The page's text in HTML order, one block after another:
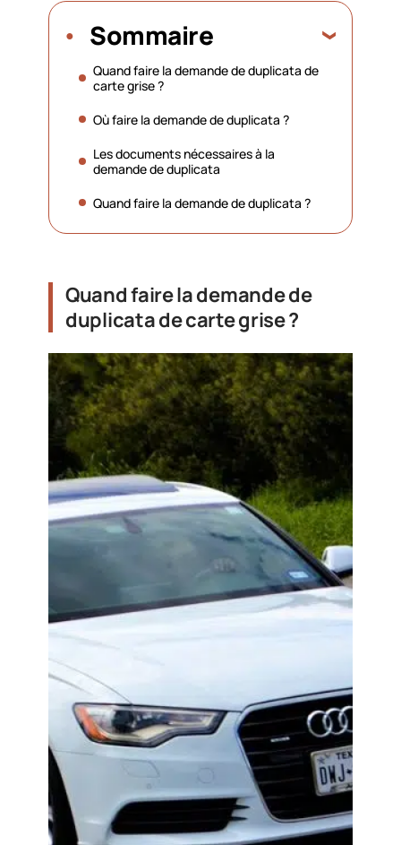
Sommaire
Quand faire la demande de duplicata de
carte grise ?
Où faire la demande de duplicata ?
Les documents nécessaires à la
demande de duplicata
Quand faire la demande de duplicata ?
Quand faire la demande de
duplicata de carte grise ?